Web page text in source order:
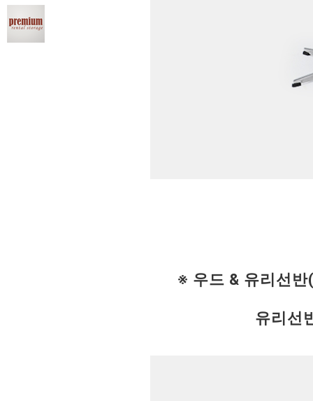
※ 우드 & 유리선
유리선